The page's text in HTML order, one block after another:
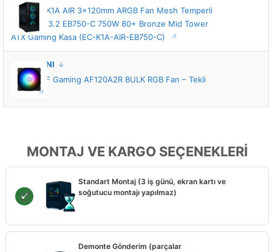
Enermax K1A AIR 3x120mm ARGB Fan Mesh Temperli
Cam USB 3.2 EB750-C 750W 80+ Bronze Mid Tower
ATX Gaming Kasa (EC-K1A-AIR-EB750-C)
KASA FANI
ASUS TUF Gaming AF120A2R BULK RGB Fan – Tekli
Paket
MONTAJ VE KARGO SEÇENEKLERİ
Standart Montaj (3 iş günü, ekran kartı ve
soğutucu montajı yapılmaz)
Demonte Gönderim (parçalar